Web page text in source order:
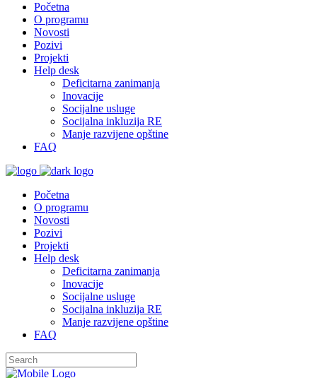
Početna
O programu
Novosti
Pozivi
Projekti
Help desk
Deficitarna zanimanja
Inovacije
Socijalne usluge
Socijalna inkluzija RE
Manje razvijene opštine
FAQ
Početna
O programu
Novosti
Pozivi
Projekti
Help desk
Deficitarna zanimanja
Inovacije
Socijalne usluge
Socijalna inkluzija RE
Manje razvijene opštine
FAQ